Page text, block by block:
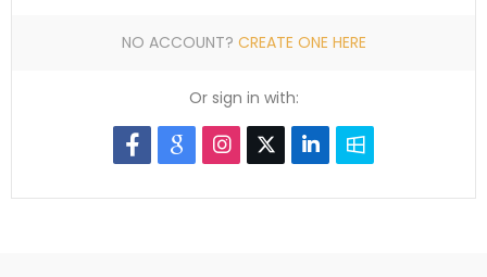
NO ACCOUNT? CREATE ONE HERE
Or sign in with: